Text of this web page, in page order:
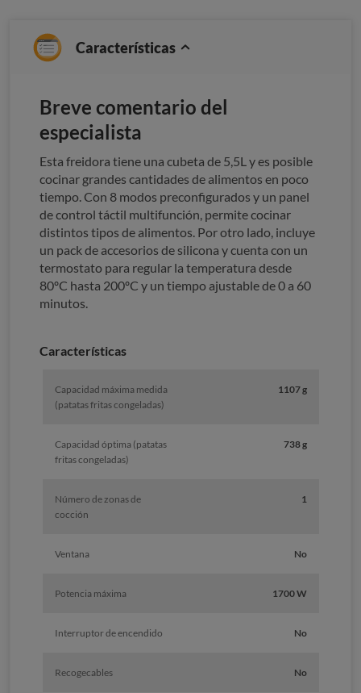
Características
Breve comentario del
especialista
Esta freidora tiene una cubeta de 5,5L y es posible
cocinar grandes cantidades de alimentos en poco
tiempo. Con 8 modos preconfigurados y un panel
de control táctil multifunción, permite cocinar
distintos tipos de alimentos. Por otro lado, incluye
un pack de accesorios de silicona y cuenta con un
termostato para regular la temperatura desde
80ºC hasta 200ºC y un tiempo ajustable de 0 a 60
minutos.
Características
Capacidad máxima medida
(patatas fritas congeladas)
1107 g
Capacidad óptima (patatas
fritas congeladas)
738 g
Número de zonas de
cocción
1
Ventana No
Potencia máxima 1700 W
Interruptor de encendido No
Recogecables No